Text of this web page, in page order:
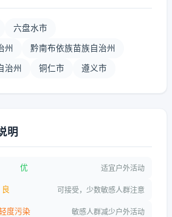
六盘水市
州 黔南布依族苗族自治州
治州 铜仁市 遵义市
明
优 适宜户外活动
良 可接受，少数敏感人群注意
度污染 敏感人群减少户外活动